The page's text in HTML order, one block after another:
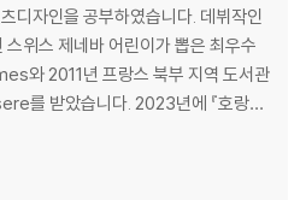
디자인을 공부하였습니다. 데뷔작인
스위스 제네바 어린이가 뽑은 최우수
와 2011년 프랑스 북부 지역 도서관
를 받았습니다. 2023년에 『호랑이
책상 특별상을 받았습니다. 쓰고 그
동회』 『별세계』 『수레를 탄 해』 『옛